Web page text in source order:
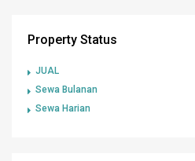
Property Status
JUAL
Sewa Bulanan
Sewa Harian